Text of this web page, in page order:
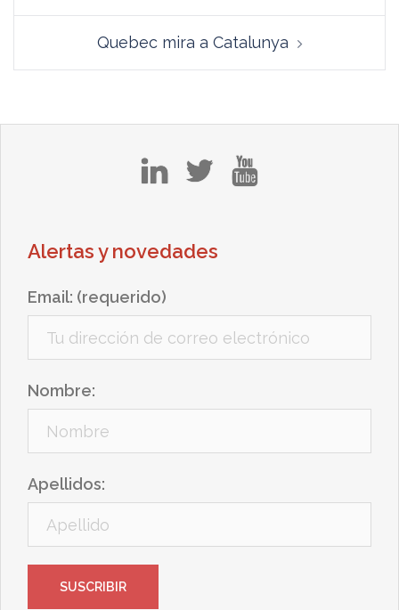
entradas
Quebec mira a Catalunya
Alertas y novedades
Email: (requerido)
Nombre:
Apellidos: